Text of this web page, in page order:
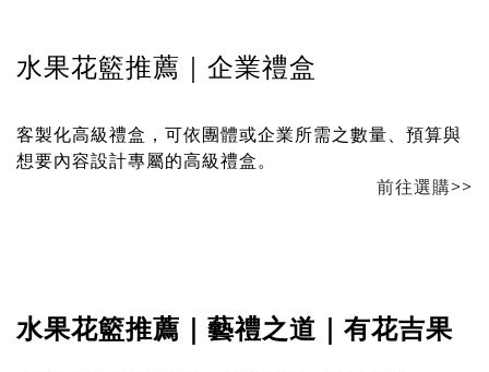
水果花籃推薦｜企業禮盒
客製化高級禮盒，可依團體或企業所需之數量、預算與
想要內容設計專屬的高級禮盒。
前往選購>>
水果花籃推薦｜藝禮之道｜有花吉果